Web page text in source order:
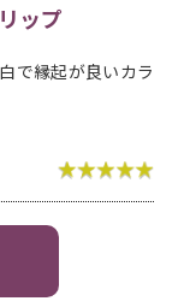
ップ
で縁起が良いカラ